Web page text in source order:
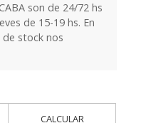
son de 24/72 hs
de 15-19 hs. En
stock nos
CALCULAR